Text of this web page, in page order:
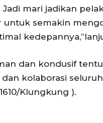
Jadi mari jadikan
untuk semakin
dan kondusif
kolaborasi
Klungkung ).